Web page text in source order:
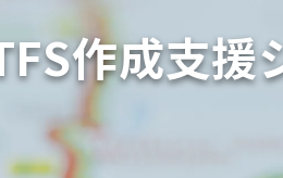
作成支援